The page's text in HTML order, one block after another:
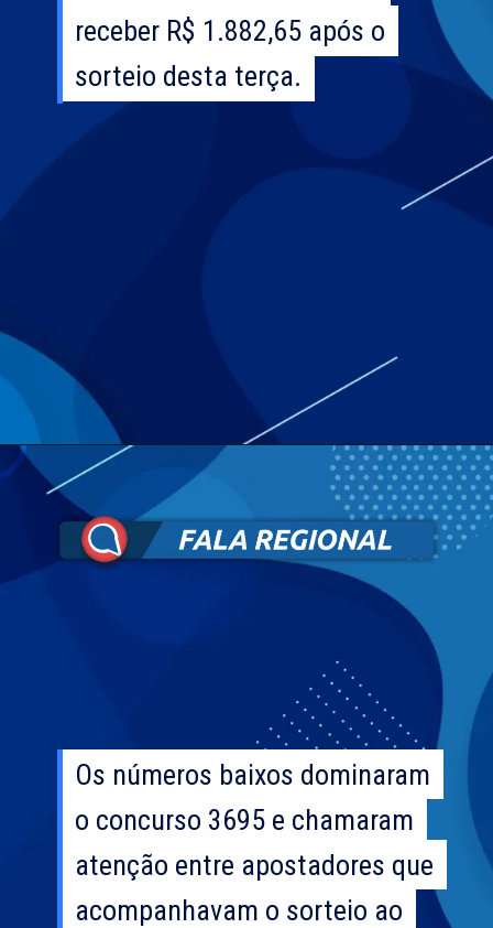
receber R$ 1.882,65 após o
sorteio desta terça.
receber R$ 1.882,65 após o
sorteio desta terça.
Os números baixos dominaram
o concurso 3695 e chamaram
atenção entre apostadores que
acompanhavam o sorteio ao
Os números baixos dominaram
o concurso 3695 e chamaram
atenção entre apostadores que
acompanhavam o sorteio ao